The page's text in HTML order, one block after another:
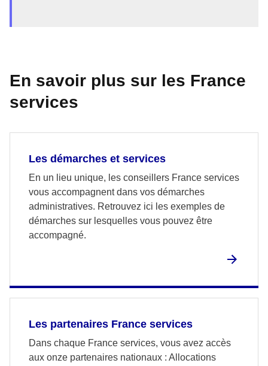
En savoir plus sur les France
services
Les démarches et services
En un lieu unique, les conseillers France services
vous accompagnent dans vos démarches
administratives. Retrouvez ici les exemples de
démarches sur lesquelles vous pouvez être
accompagné.
Les partenaires France services
Dans chaque France services, vous avez accès
aux onze partenaires nationaux : Allocations